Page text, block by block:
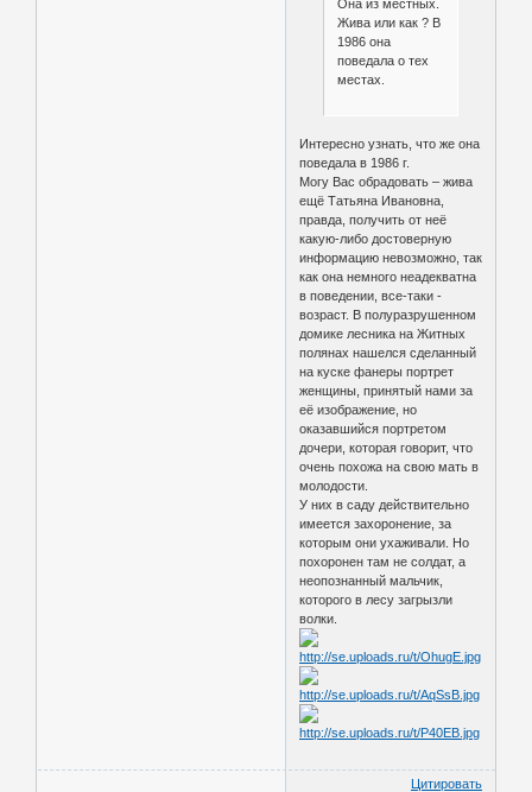
Она из местных.
Жива или как ? В
1986 она
поведала о тех
местах.
Интересно узнать, что же она
поведала в 1986 г.
Могу Вас обрадовать – жива
ещё Татьяна Ивановна,
правда, получить от неё
какую-либо достоверную
информацию невозможно, так
как она немного неадекватна
в поведении, все-таки -
возраст. В полуразрушенном
домике лесника на Житных
полянах нашелся сделанный
на куске фанеры портрет
женщины, принятый нами за
её изображение, но
оказавшийся портретом
дочери, которая говорит, что
очень похожа на свою мать в
молодости.
У них в саду действительно
имеется захоронение, за
которым они ухаживали. Но
похоронен там не солдат, а
неопознанный мальчик,
которого в лесу загрызли
волки.
Цитировать